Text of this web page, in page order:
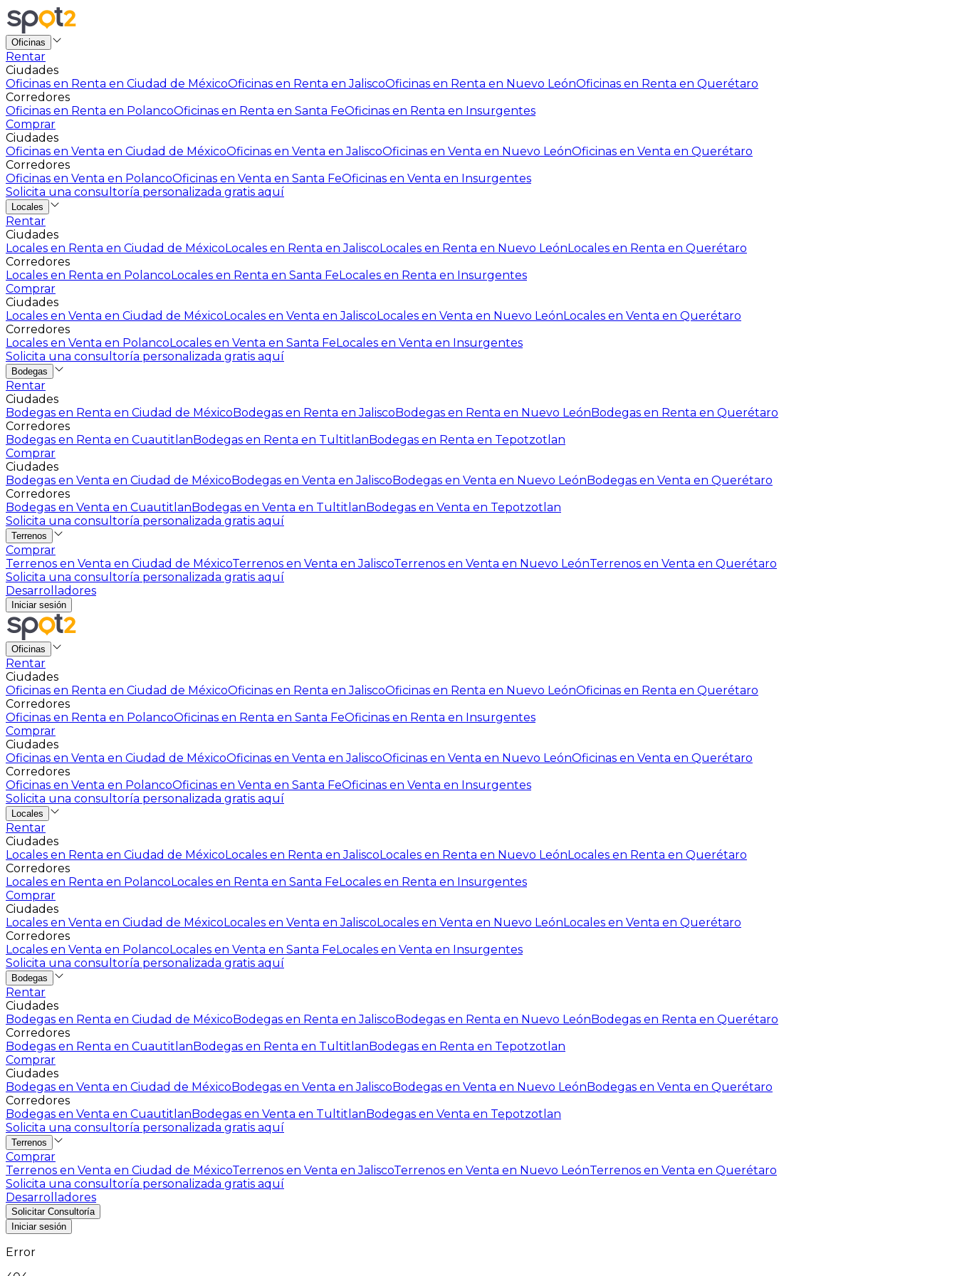
Oficinas
Rentar
Ciudades
Oficinas en Renta en Ciudad de MéxicoOficinas en Renta en JaliscoOficinas en Renta en Nuevo LeónOficinas en Renta en Querétaro
Corredores
Oficinas en Renta en PolancoOficinas en Renta en Santa FeOficinas en Renta en Insurgentes
Comprar
Ciudades
Oficinas en Venta en Ciudad de MéxicoOficinas en Venta en JaliscoOficinas en Venta en Nuevo LeónOficinas en Venta en Querétaro
Corredores
Oficinas en Venta en PolancoOficinas en Venta en Santa FeOficinas en Venta en Insurgentes
Solicita una consultoría personalizada gratis aquí
Locales
Rentar
Ciudades
Locales en Renta en Ciudad de MéxicoLocales en Renta en JaliscoLocales en Renta en Nuevo LeónLocales en Renta en Querétaro
Corredores
Locales en Renta en PolancoLocales en Renta en Santa FeLocales en Renta en Insurgentes
Comprar
Ciudades
Locales en Venta en Ciudad de MéxicoLocales en Venta en JaliscoLocales en Venta en Nuevo LeónLocales en Venta en Querétaro
Corredores
Locales en Venta en PolancoLocales en Venta en Santa FeLocales en Venta en Insurgentes
Solicita una consultoría personalizada gratis aquí
Bodegas
Rentar
Ciudades
Bodegas en Renta en Ciudad de MéxicoBodegas en Renta en JaliscoBodegas en Renta en Nuevo LeónBodegas en Renta en Querétaro
Corredores
Bodegas en Renta en CuautitlanBodegas en Renta en TultitlanBodegas en Renta en Tepotzotlan
Comprar
Ciudades
Bodegas en Venta en Ciudad de MéxicoBodegas en Venta en JaliscoBodegas en Venta en Nuevo LeónBodegas en Venta en Querétaro
Corredores
Bodegas en Venta en CuautitlanBodegas en Venta en TultitlanBodegas en Venta en Tepotzotlan
Solicita una consultoría personalizada gratis aquí
Terrenos
Comprar
Terrenos en Venta en Ciudad de MéxicoTerrenos en Venta en JaliscoTerrenos en Venta en Nuevo LeónTerrenos en Venta en Querétaro
Solicita una consultoría personalizada gratis aquí
Desarrolladores
Iniciar sesión
Oficinas
Rentar
Ciudades
Oficinas en Renta en Ciudad de MéxicoOficinas en Renta en JaliscoOficinas en Renta en Nuevo LeónOficinas en Renta en Querétaro
Corredores
Oficinas en Renta en PolancoOficinas en Renta en Santa FeOficinas en Renta en Insurgentes
Comprar
Ciudades
Oficinas en Venta en Ciudad de MéxicoOficinas en Venta en JaliscoOficinas en Venta en Nuevo LeónOficinas en Venta en Querétaro
Corredores
Oficinas en Venta en PolancoOficinas en Venta en Santa FeOficinas en Venta en Insurgentes
Solicita una consultoría personalizada gratis aquí
Locales
Rentar
Ciudades
Locales en Renta en Ciudad de MéxicoLocales en Renta en JaliscoLocales en Renta en Nuevo LeónLocales en Renta en Querétaro
Corredores
Locales en Renta en PolancoLocales en Renta en Santa FeLocales en Renta en Insurgentes
Comprar
Ciudades
Locales en Venta en Ciudad de MéxicoLocales en Venta en JaliscoLocales en Venta en Nuevo LeónLocales en Venta en Querétaro
Corredores
Locales en Venta en PolancoLocales en Venta en Santa FeLocales en Venta en Insurgentes
Solicita una consultoría personalizada gratis aquí
Bodegas
Rentar
Ciudades
Bodegas en Renta en Ciudad de MéxicoBodegas en Renta en JaliscoBodegas en Renta en Nuevo LeónBodegas en Renta en Querétaro
Corredores
Bodegas en Renta en CuautitlanBodegas en Renta en TultitlanBodegas en Renta en Tepotzotlan
Comprar
Ciudades
Bodegas en Venta en Ciudad de MéxicoBodegas en Venta en JaliscoBodegas en Venta en Nuevo LeónBodegas en Venta en Querétaro
Corredores
Bodegas en Venta en CuautitlanBodegas en Venta en TultitlanBodegas en Venta en Tepotzotlan
Solicita una consultoría personalizada gratis aquí
Terrenos
Comprar
Terrenos en Venta en Ciudad de MéxicoTerrenos en Venta en JaliscoTerrenos en Venta en Nuevo LeónTerrenos en Venta en Querétaro
Solicita una consultoría personalizada gratis aquí
Desarrolladores
Solicitar Consultoría
Iniciar sesión
Error